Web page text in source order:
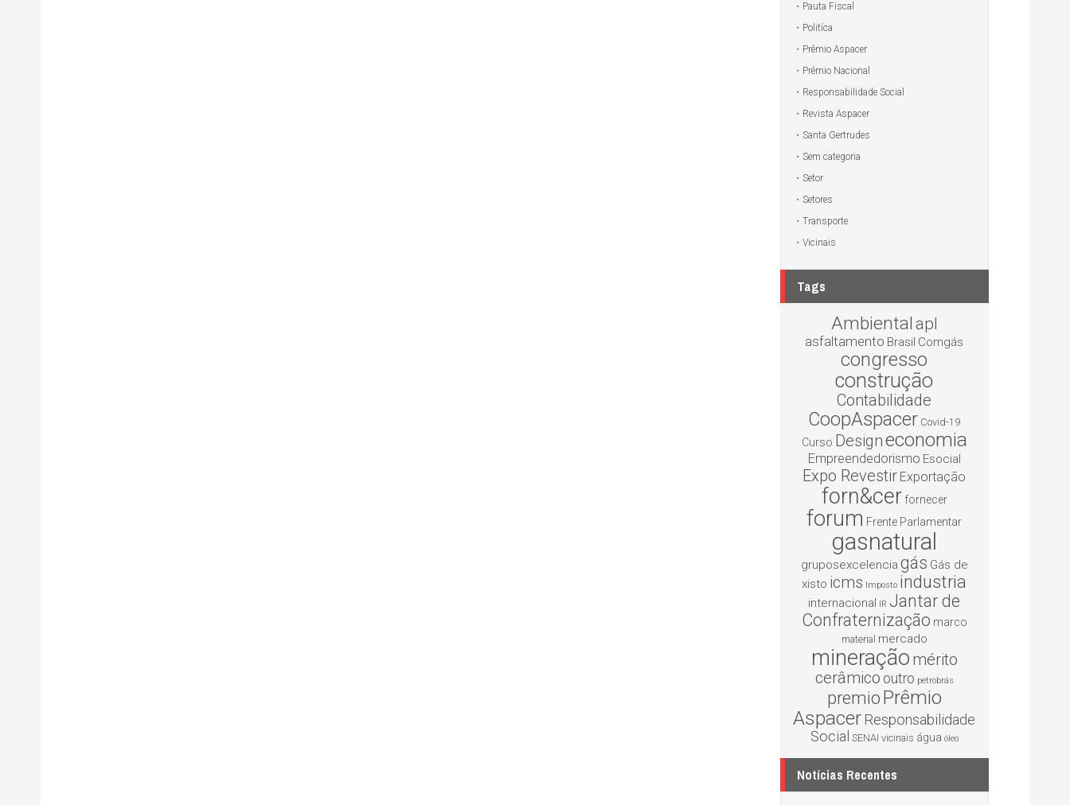
Pauta Fiscal
Politíca
Prêmio Aspacer
Prêmio Nacional
Responsabilidade Social
Revista Aspacer
Santa Gertrudes
Sem categoria
Setor
Setores
Transporte
Vicinais
Tags
Ambiental apl
asfaltamento Brasil Comgás
congresso
construção
Contabilidade
CoopAspacer Covid-19
Curso Designeconomia
Empreendedorismo Esocial
Expo Revestir Exportação
forn&cer fornecer
forum Frente Parlamentar
gasnatural
gruposexcelencia gás Gás de
xisto icms Imposto industria
internacional IR Jantar de
Confraternização marco
material mercado
mineração mérito
cerâmico outro petrobrás
premio Prêmio
Aspacer Responsabilidade
Social SENAI vicinais água óleo
Notícias Recentes